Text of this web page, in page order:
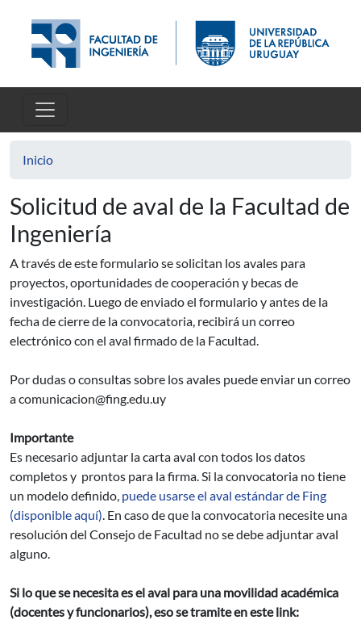
Inicio
Solicitud de aval de la Facultad de
Ingeniería
A través de este formulario se solicitan los avales para
proyectos, oportunidades de cooperación y becas de
investigación. Luego de enviado el formulario y antes de la
fecha de cierre de la convocatoria, recibirá un correo
electrónico con el aval firmado de la Facultad.
Por dudas o consultas sobre los avales puede enviar un correo
a comunicacion@fing.edu.uy
Importante
Es necesario adjuntar la carta aval con todos los datos
completos y prontos para la firma. Si la convocatoria no tiene
un modelo definido, puede usarse el aval estándar de Fing
(disponible aquí). En caso de que la convocatoria necesite una
resolución del Consejo de Facultad no se debe adjuntar aval
alguno.
Si lo que se necesita es el aval para una movilidad académica
(docentes y funcionarios), eso se tramite en este link: